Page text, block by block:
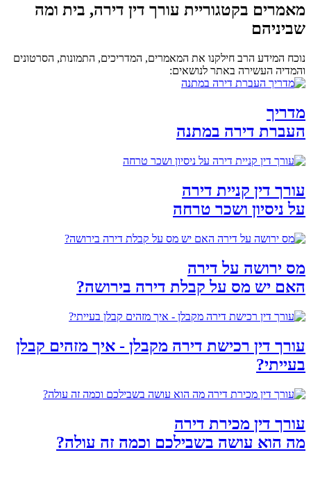
מאמרים בקטגוריית עורך דין דירה, בית ומה
שביניהם ​
נוכח המידע הרב חילקנו את המאמרים, המדריכים, התמונות, הסרטונים
והמדיה העשירה באתר לנושאים:
מדריך
העברת דירה במתנה
עורך דין קניית דירה
על ניסיון ושכר טרחה
מס ירושה על דירה
האם יש מס על קבלת דירה בירושה?
עורך דין רכישת דירה מקבלן - איך מזהים קבלן
בעייתי?
עורך דין מכירת דירה
מה הוא עושה בשבילכם וכמה זה עולה?